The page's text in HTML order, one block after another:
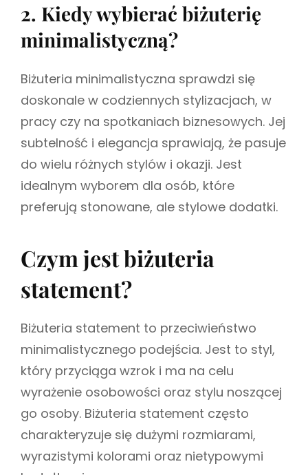
2. Kiedy wybierać biżuterię
minimalistyczną?
Biżuteria minimalistyczna sprawdzi się
doskonale w codziennych stylizacjach, w
pracy czy na spotkaniach biznesowych. Jej
subtelność i elegancja sprawiają, że pasuje
do wielu różnych stylów i okazji. Jest
idealnym wyborem dla osób, które
preferują stonowane, ale stylowe dodatki.
Czym jest biżuteria
statement?
Biżuteria statement to przeciwieństwo
minimalistycznego podejścia. Jest to styl,
który przyciąga wzrok i ma na celu
wyrażenie osobowości oraz stylu noszącej
go osoby. Biżuteria statement często
charakteryzuje się dużymi rozmiarami,
wyrazistymi kolorami oraz nietypowymi